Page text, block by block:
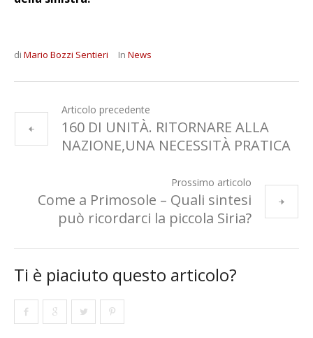
di Mario Bozzi Sentieri In News
Articolo precedente
160 DI UNITÀ. RITORNARE ALLA
NAZIONE,UNA NECESSITÀ PRATICA
Prossimo articolo
Come a Primosole – Quali sintesi
può ricordarci la piccola Siria?
Ti è piaciuto questo articolo?